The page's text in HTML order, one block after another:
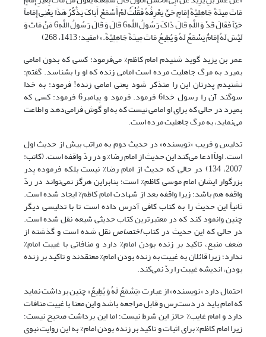
مَاتَ مِیتَةً جَاهِلِیَّةً إِمَامٍ حَیٍّ یَعْرِفُهُ فَقُلْتُ لَمْ أَسْمَعْ أَبَاکَ یَذْکُرُ هَذَا یَعْنِی إِمَاماً
حَیّاً فَقَالَ قَدْ وَ اللَّهِ قَالَ ذَاکَ رَسُولُ اللَّه6 قَالَ وَ قَالَ رَسُولُ اللَّهِ6 مَنْ مَاتَ وَ
لَیْسَ لَهُ إِمَامٌ یَسْمَعُ لَهُ وَ یُطِیعُ مَاتَ مِیتَةً جَاهِلِیَّةً.» (مفید: 1413، 268)
عمر بن یزید گوید شنیدم امام کاظم% می‌فرمود: کسی که بدون امامی
بمیرد به مرگ جاهلیت مرده است امامی زنده که او را بشناسد. گفتم:
نشنیدم پدرتان این را متذکر شود یعنی امامی زنده! فرمود: به خدا
سوگند آن را رسول خدا6 فرمود. فرمود و پیامبر6 فرمود: کسی که
بمیرد در حالی که برای او امامی نیست که به او گوش فرامی‌دهد و اطاعت
می‌نماید، به مرگ جاهلیت مرده است.
تدلیس و فریب «نویسنده» در حدیث دوم به مراتب بیش از حدیث اول
است. اولاً ادعا می‌کند این حدیث از امام رضا% و در ردّ واقفه است. (کاتب:
2007، 134) در حالی که حدیث از امام رضا% نیست بلکه فرموده پدر
بزرگوار ایشان امام موسی کاظم% است؛ بنابراین هرگز نمی‌تواند در ردّ
واقفه هم باشد؛ زیرا واقفه بعد از شهادت امام کاظم% ایجاد شده است.
ثانیاً این حدیث را به کتاب کافی آدرس داده است تا با تدلیسی دیگر
چنین وانمود کند که در معتبرترین کتاب حدیثی شیعه نقل شده است.
در حالی که این حدیث در کتاباختصاصنقل شده است و گذشته از
ضعف منبع، تاکید بر زنده بودن امام% دارد و منافاتی با غیبت امام%
ندارد؛ زیرا قائلان به غیبت به زنده بودن امام% معتقدند و تاکید بر زنده
بودن، اندیشه غیبت را ردّ نمی‌کند.
احتمال دارد «نویسنده» از عبارت «یَسْمَعُ لَهُ وَ یُطِیعُ» چنین برداشت نماید
که امام باید در دست‌رس و قابل مراجعه باشد و این معنا با غیبت منافات
دارد و امام غایب% حائز این شرط نیست؛ اما این برداشت صحیح نیست؛
زیرا امام کاظم% برای اثبات و تاکید بر زنده بودن امام% به این روایت نبوی